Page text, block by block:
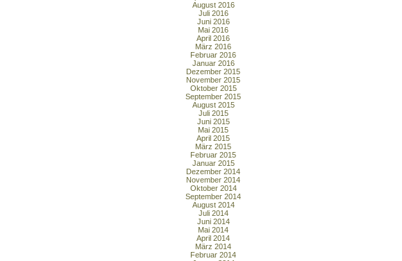
August 2016
Juli 2016
Juni 2016
Mai 2016
April 2016
März 2016
Februar 2016
Januar 2016
Dezember 2015
November 2015
Oktober 2015
September 2015
August 2015
Juli 2015
Juni 2015
Mai 2015
April 2015
März 2015
Februar 2015
Januar 2015
Dezember 2014
November 2014
Oktober 2014
September 2014
August 2014
Juli 2014
Juni 2014
Mai 2014
April 2014
März 2014
Februar 2014